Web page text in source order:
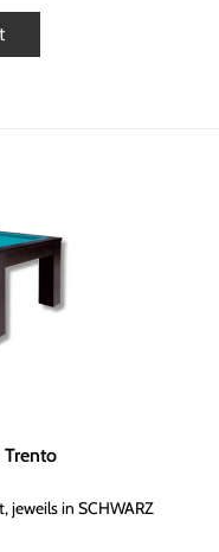
jeweils in SCHWARZ